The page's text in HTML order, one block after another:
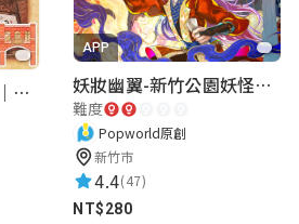
湖口老街-重返夢想街｜新竹老街城市解謎
APP
妖妝幽翼-新竹公園妖怪懸疑事件
難度
Popworld原創
新竹市
4.4(47)
NT$280